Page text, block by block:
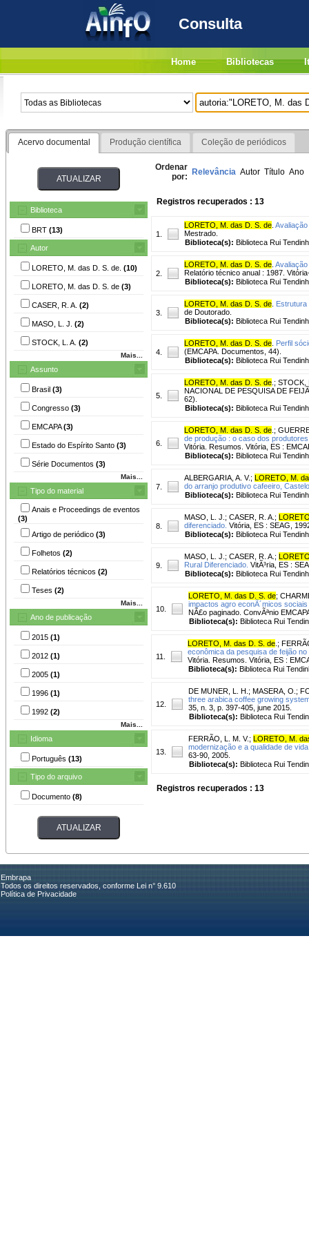
Consulta
Home Bibliotecas
Acervo documental Produção científica Coleção de periódicos
Biblioteca
BRT (13)
Autor
LORETO, M. das D. S. de. (10)
LORETO, M. das D. S. de (3)
CASER, R. A. (2)
MASO, L. J. (2)
STOCK, L. A. (2)
Mais...
Assunto
Brasil (3)
Congresso (3)
EMCAPA(3)
Estado do Espírito Santo (3)
Série Documentos (3)
Mais...
Tipo do material
Anais e Proceedings de eventos
(3)
Artigo de periódico (3)
Folhetos (2)
Relatórios técnicos (2)
Teses (2)
Mais...
Ano de publicação
2015 (1)
2012 (1)
2005 (1)
1996 (1)
1992 (2)
Mais...
Idioma
Português (13)
Tipo do arquivo
Documento (8)
Ordenar
por: Relevância Autor Título Ano
Registros recuperados : 13
1.
LORETO, M. das D. S. de
Mestrado.
Biblioteca(s): Biblioteca Rui
2.
LORETO, M. das D. S. de
Relatório técnico anual : 1987.
Biblioteca(s): Biblioteca Rui
3.
LORETO, M. das D. S. de Estrutura
de Doutorado.
Biblioteca(s): Biblioteca Rui
4.
LORETO, M. das D. S. de Perfil
(EMCAPA. Documentos, 44).
Biblioteca(s): Biblioteca Rui
5.
LORETO, M. das D. S. de ; STOCK,
NACIONAL DE PESQUISA DE
62).
Biblioteca(s): Biblioteca Rui
6.
LORETO, M. das D. S. de ;
de produção : o caso dos
Vitória. Resumos. Vitória, ES :
Biblioteca(s): Biblioteca Rui
7.
ALBERGARIA, A. V.; LORETO, M.
do arranjo produtivo cafeeiro,
Biblioteca(s): Biblioteca Rui
8.
MASO, L. J. ; CASER, R. A. ;
diferenciado. Vitória, ES : SEAG,
Biblioteca(s): Biblioteca Rui
9.
MASO, L. J. ; CASER, R. A. ;
Rural Diferenciado. VitÃ³ria, ES :
Biblioteca(s): Biblioteca Rui
10.
LORETO, M. das D. S. de;
impactos agro econÃ´micos
NÃ£o paginado. ConvÃªnio
Biblioteca(s): Biblioteca Rui
11.
LORETO, M. das D. S. de ;
econômica da pesquisa de feijão
Vitória. Resumos. Vitória, ES :
Biblioteca(s): Biblioteca Rui
12.
DE MUNER, L. H. ; MASERA, O. ;
three arabica coffee growing
35, n. 3, p. 397-405, june 2015.
Biblioteca(s): Biblioteca Rui
13.
FERRÃO, L. M. V.; LORETO, M.
modernização e a qualidade de
63-90, 2005.
Biblioteca(s): Biblioteca Rui
Registros recuperados : 13
Embrapa
Todos os direitos reservados, conforme Lei n° 9.610
Política de Privacidade